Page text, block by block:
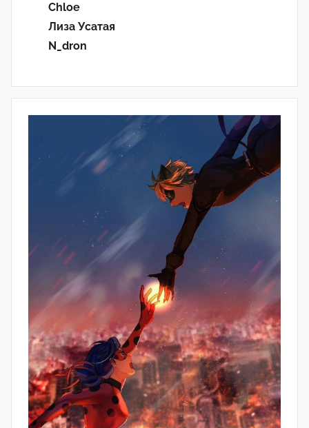
Chloe
Лиза Усатая
N_dron